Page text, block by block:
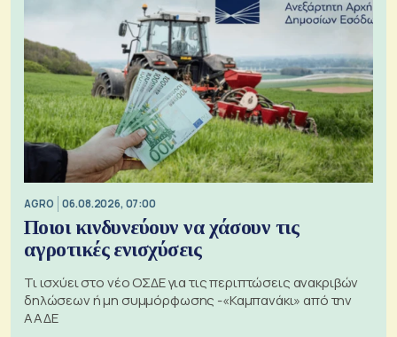
AGRO 06.08.2026, 07:00
Ποιοι κινδυνεύουν να χάσουν τις
αγροτικές ενισχύσεις
Τι ισχύει στο νέο ΟΣΔΕ για τις περιπτώσεις ανακριβών
δηλώσεων ή μη συμμόρφωσης -«Καμπανάκι» από την
ΑΑΔΕ